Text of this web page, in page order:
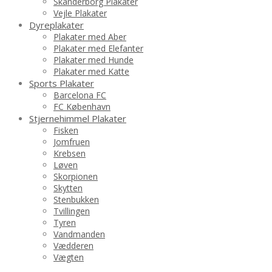
Vejle Plakater
Dyreplakater
Plakater med Aber
Plakater med Elefanter
Plakater med Hunde
Plakater med Katte
Sports Plakater
Barcelona FC
FC København
Stjernehimmel Plakater
Fisken
Jomfruen
Krebsen
Løven
Skorpionen
Skytten
Stenbukken
Tvillingen
Tyren
Vandmanden
Vædderen
Vægten